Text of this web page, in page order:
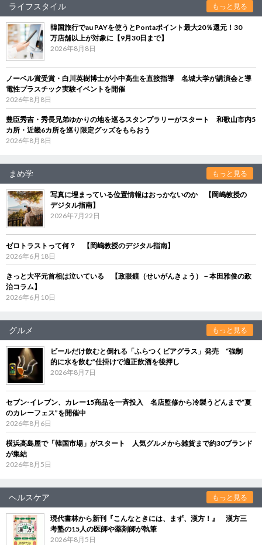
ライフスタイル もっと見る
韓国旅行でau PAYを使うとPontaポイント最大20％還元！30
万店舗以上が対象に【9月30日まで】
2026年8月8日
ノーベル賞受賞・白川英樹博士が小中高生を直接指導 名城大学が講演会と導
電性プラスチック実験イベントを開催
2026年8月8日
豊臣秀吉・秀長兄弟ゆかりの地を巡るスタンプラリーがスタート 和歌山市内5
カ所・近畿6カ所を巡り限定グッズをもらおう
2026年8月8日
まめ学 もっと見る
写真に埋まっている位置情報はおっかないのか 【岡嶋教授の
デジタル指南】
2026年7月22日
ゼロトラストって何？ 【岡嶋教授のデジタル指南】
2026年6月18日
きっと大平元首相は泣いている 【政眼鏡（せいがんきょう）－本田雅俊の政
治コラム】
2026年6月10日
グルメ もっと見る
ビールだけ飲むと倒れる「ふらつくビアグラス」発売 “強制
的に水を飲む”仕掛けで適正飲酒を後押し
2026年8月7日
セブン‐イレブン、カレー15商品を一斉投入 名店監修から冷製うどんまで“夏
のカレーフェス”を開催中
2026年8月6日
横浜高島屋で「韓国市場」がスタート 人気グルメから雑貨まで約30ブランド
が集結
2026年8月5日
ヘルスケア もっと見る
現代書林から新刊『こんなときには、まず、漢方！』 漢方三
考塾の15人の医師や薬剤師が執筆
2026年8月5日